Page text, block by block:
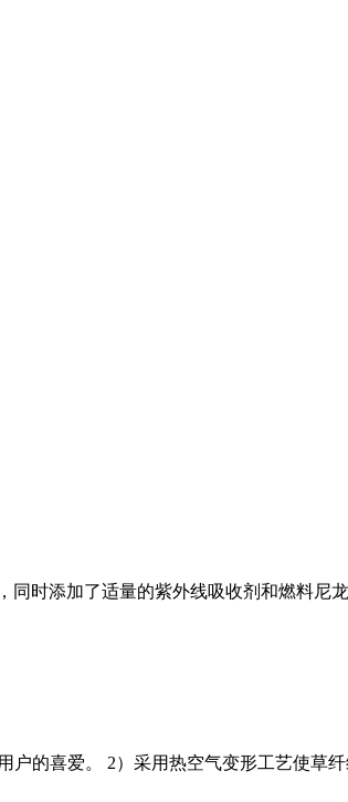
时添加了适量的紫外线吸收剂和燃料尼
的喜爱。 2）采用热空气变形工艺使草纤